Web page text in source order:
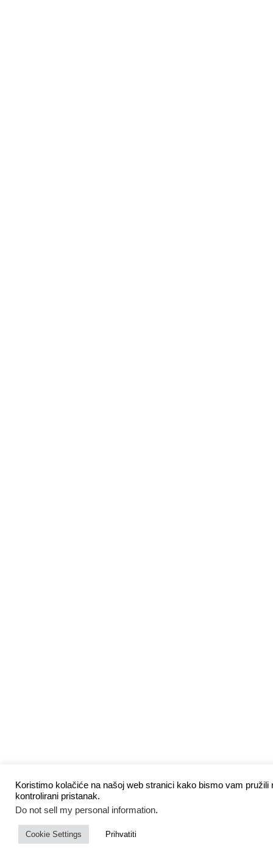
Koristimo kolačiće na našoj web stranici kako bismo vam
kontrolirani pristanak.
Do not sell my personal information.
Cookie Settings Prihvatiti